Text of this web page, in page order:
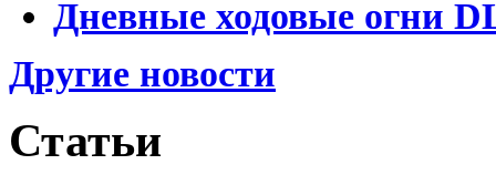
Дневные ходовые огни
Другие новости
Статьи